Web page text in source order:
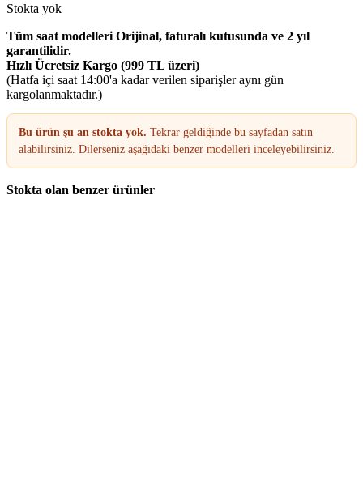
Stokta yok
Tüm saat modelleri Orijinal, faturalı kutusunda ve 2 yıl
garantilidir.
Hızlı Ücretsiz Kargo (999 TL üzeri)
(Hatfa içi saat 14:00'a kadar verilen siparişler aynı gün
kargolanmaktadır.)
Bu ürün şu an stokta yok. Tekrar geldiğinde bu sayfadan satın
alabilirsiniz. Dilerseniz aşağıdaki benzer modelleri inceleyebilirsiniz.
Stokta olan benzer ürünler